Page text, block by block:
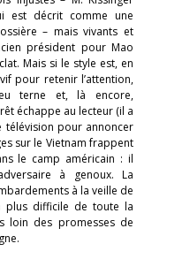
est décrit comme une
– mais vivants et
président pour Mao
Mais si le style est, en
pour retenir l’attention,
terne et, là encore,
échappe au lecteur (il a
pour annoncer
sur le Vietnam frappent
le camp américain : il
à genoux. La
à la veille de
plus difficile de toute la
loin des promesses de